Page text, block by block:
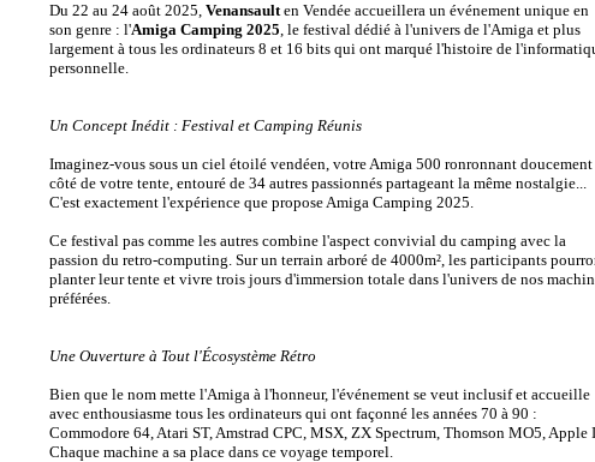
Du 22 au 24 août 2025, Venansaulten Vendée accueillera un événement unique en
son genre : l'Amiga Camping 2025, le festival dédié à l'univers de l'Amiga et plus
largement à tous les ordinateurs 8 et 16 bits qui ont marqué l'histoire de
personnelle.
Un Concept Inédit : Festival et Camping Réunis
Imaginez-vous sous un ciel étoilé vendéen, votre Amiga 500 ronronnant doucement
côté de votre tente, entouré de 34 autres passionnés partageant la même nostalgie...
C'est exactement l'expérience que propose Amiga Camping 2025.
Ce festival pas comme les autres combine l'aspect convivial du camping avec la
passion du retro-computing. Sur un terrain arboré de 4000m², les participants
planter leur tente et vivre trois jours d'immersion totale dans l'univers de nos
préférées.
Une Ouverture à Tout l'Écosystème Rétro
Bien que le nom mette l'Amiga à l'honneur, l'événement se veut inclusif et accueille
avec enthousiasme tous les ordinateurs qui ont façonné les années 70 à 90 :
Commodore 64, Atari ST, Amstrad CPC, MSX, ZX Spectrum, Thomson MO5, Apple
Chaque machine a sa place dans ce voyage temporel.